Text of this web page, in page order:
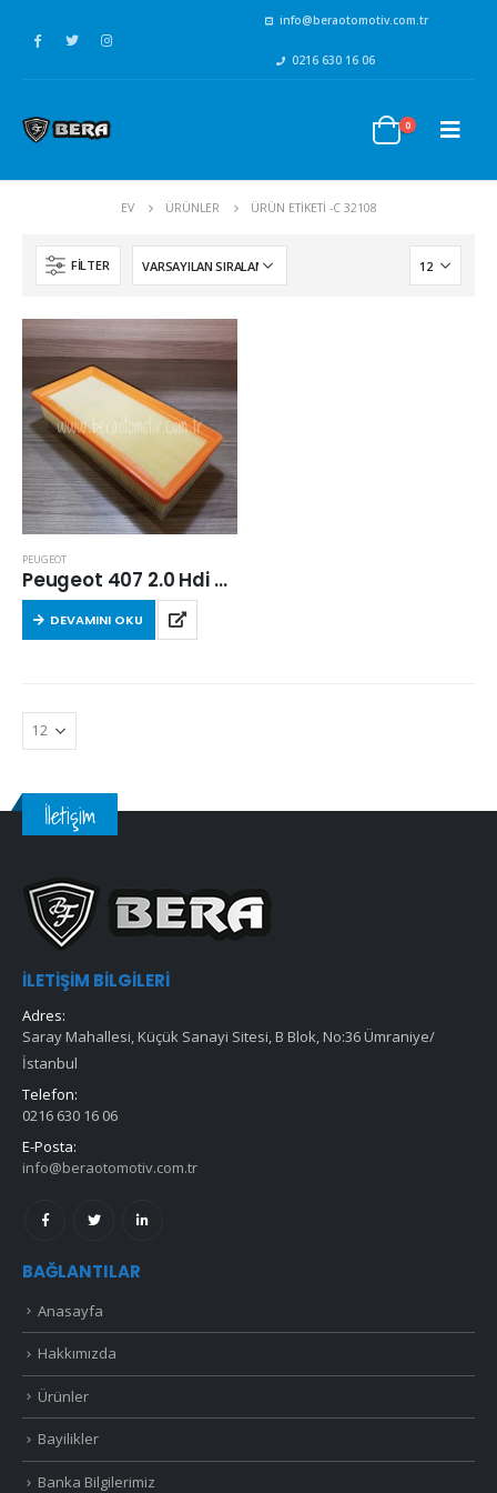
info@beraotomotiv.com.tr
0216 630 16 06
0
EV ÜRÜNLER ÜRÜN ETIKETI -C 32108
FILTER
PEUGEOT
Peugeot 407 2.0 Hdi 2004-2010 Arası Hava Filtresi
DEVAMINI OKU
İletişim
İLETIŞIM BILGILERI
Adres:
Saray Mahallesi, Küçük Sanayi Sitesi, B Blok, No:36 Ümraniye/
İstanbul
Telefon:
0216 630 16 06
E-Posta:
info@beraotomotiv.com.tr
BAĞLANTILAR
Anasayfa
Hakkımızda
Ürünler
Bayilikler
Banka Bilgilerimiz